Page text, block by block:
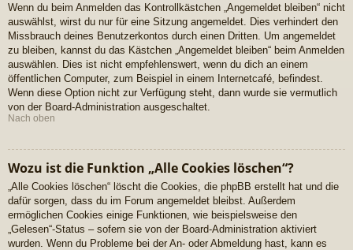
Wenn du beim Anmelden das Kontrollkästchen „Angemeldet bleiben“ nicht
auswählst, wirst du nur für eine Sitzung angemeldet. Dies verhindert den
Missbrauch deines Benutzerkontos durch einen Dritten. Um angemeldet
zu bleiben, kannst du das Kästchen „Angemeldet bleiben“ beim Anmelden
auswählen. Dies ist nicht empfehlenswert, wenn du dich an einem
öffentlichen Computer, zum Beispiel in einem Internetcafé, befindest.
Wenn diese Option nicht zur Verfügung steht, dann wurde sie vermutlich
von der Board-Administration ausgeschaltet.
Nach oben
Wozu ist die Funktion „Alle Cookies löschen“?
„Alle Cookies löschen“ löscht die Cookies, die phpBB erstellt hat und die
dafür sorgen, dass du im Forum angemeldet bleibst. Außerdem
ermöglichen Cookies einige Funktionen, wie beispielsweise den
„Gelesen“-Status – sofern sie von der Board-Administration aktiviert
wurden. Wenn du Probleme bei der An- oder Abmeldung hast, kann es